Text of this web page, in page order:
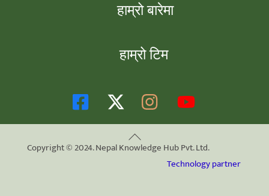
हाम्रो बारेमा
हाम्रो टिम
Back
To
Copyright © 2024. Nepal Knowledge Hub Pvt. Ltd.
Technology partner